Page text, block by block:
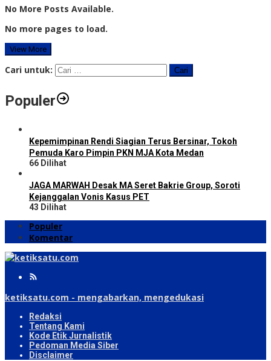
No More Posts Available.
No more pages to load.
View More
Cari untuk:
Populer
Kepemimpinan Rendi Siagian Terus Bersinar, Tokoh
Pemuda Karo Pimpin PKN MJA Kota Medan
66 Dilihat
JAGA MARWAH Desak MA Seret Bakrie Group, Soroti
Kejanggalan Vonis Kasus PET
43 Dilihat
Populer
Komentar
ketiksatu.com - mengabarkan, mengedukasi
Redaksi
Tentang Kami
Kode Etik Jurnalistik
Pedoman Media Siber
Disclaimer